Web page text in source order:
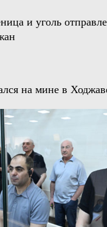
и уголь
на мине в